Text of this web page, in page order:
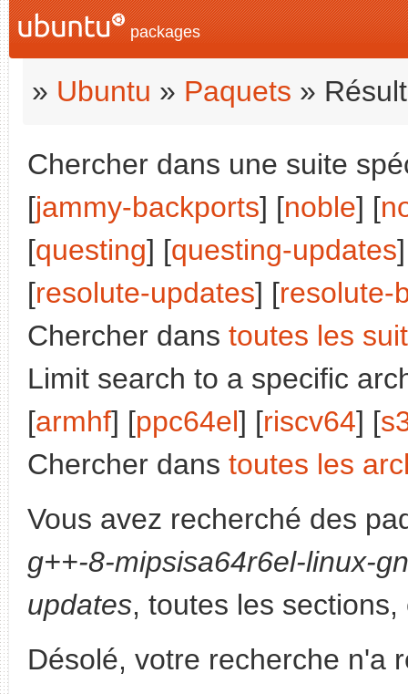
packages
» Ubuntu » Paquets »
Chercher dans une suite
[jammy-backports] [noble] [
[questing] [questing-updates
[resolute-updates] [resolute-
Chercher dans toutes les
Limit search to a specific
[armhf] [ppc64el] [riscv64] [
Chercher dans toutes les
Vous avez recherché des
g++-8-mipsisa64r6el-linux-
updates, toutes les
Désolé, votre recherche n'a